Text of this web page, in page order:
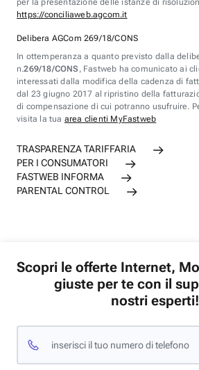
per la presentazione delle istanze di
https://conciliaweb.agcom.it
Delibera AGCom 269/18/CONS
In ottemperanza a quanto previsto dalla
n.269/18/CONS , Fastweb ha comunicato ai
interessati dalla modifica della cadenza di
dal 23 giugno 2017 al ripristino della
di compensazione di cui potranno usufruire.
visita la tua area clienti MyFastweb
TRASPARENZA TARIFFARIA
PER I CONSUMATORI
FASTWEB INFORMA
PARENTAL CONTROL
Scopri le offerte Internet,
giuste per te con il
nostri esperti!
inserisci il tuo numero di telefono